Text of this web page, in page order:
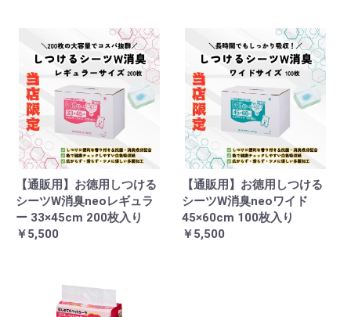
【通販用】お徳用しつける
シーツW消臭neoレギュラ
ー 33×45cm 200枚入り
￥5,500
【通販用】お徳用しつける
シーツW消臭neoワイド
45×60cm 100枚入り
￥5,500